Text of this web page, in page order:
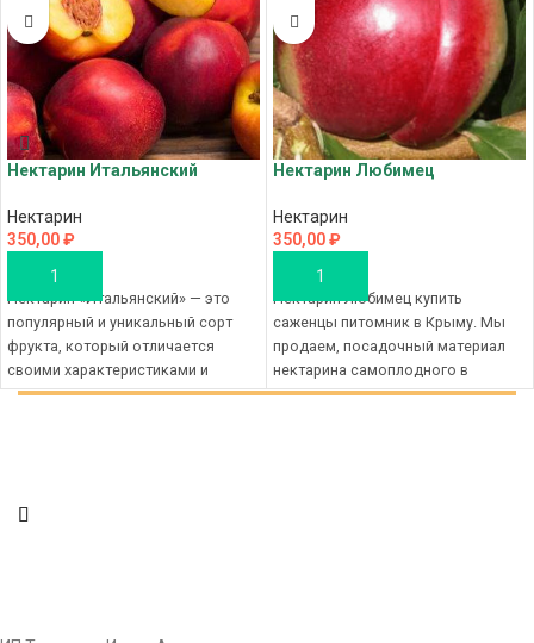
Нектарин Итальянский
Нектарин
350,00₽
В КОРЗИНУ
Нектарин «Итальянский» — это
популярный и уникальный сорт
фрукта, который отличается
своими характеристиками и
вкусовыми качествами. Вот
Нектарин Любимец
Нектарин
350,00₽
В КОРЗИНУ
Нектарин Любимец купить
саженцы питомник в Крыму. Мы
продаем, посадочный материал
нектарина самоплодного в
розницу и оптом с рассадника